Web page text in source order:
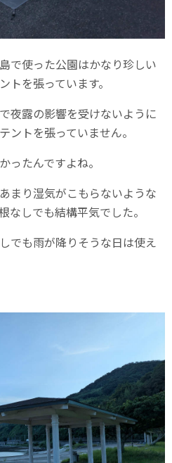
で使った公園はかなり珍しい
トを張っています。
夜露の影響を受けないように
ントを張っていません。
ったんですよね。
まり湿気がこもらないような
なしでも結構平気でした。
でも雨が降りそうな日は使え